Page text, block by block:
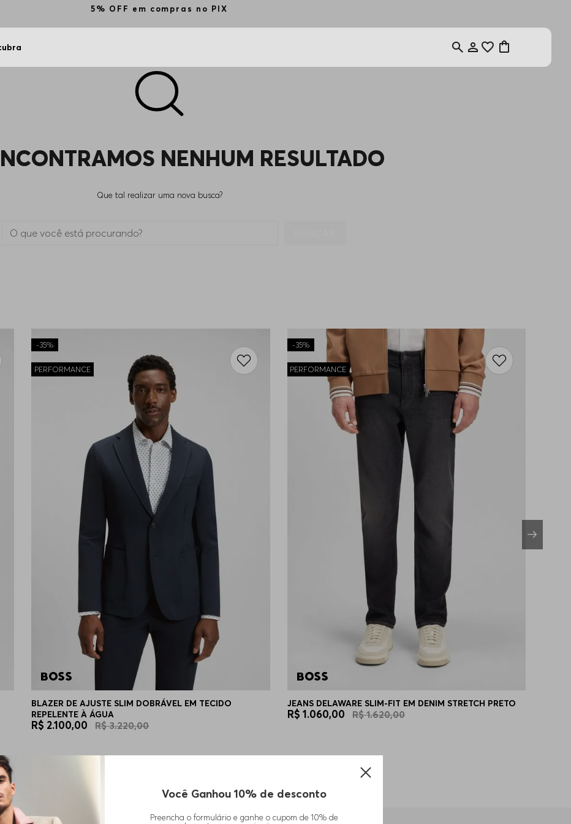
5% OFF em compras no PIX
Você Ganhou 10% de desconto
Preencha o formulário e ganhe o cupom de 10% de
NENHUM RESULTADO
Que tal realizar uma nova busca?
você está procurando?
-35%
PERFORMANCE
BLAZER DE AJUSTE SLIM DOBRÁVEL EM TECIDO
REPELENTE À ÁGUA
R$ 2.100,00 R$ 3.220,00
-35%
PERFORMANCE
JEANS DELAWARE SLIM-FIT EM DENIM STRETCH PRETO
R$ 1.060,00 R$ 1.620,00